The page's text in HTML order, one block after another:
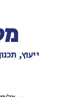
ייעוץ,